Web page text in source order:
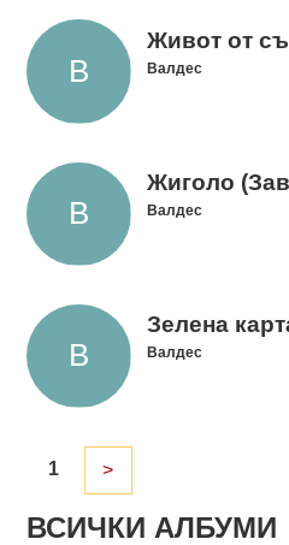
Живот от
Валдес
Жиголо
Валдес
Зелена
Валдес
1 >
ВСИЧКИ АЛБУМИ